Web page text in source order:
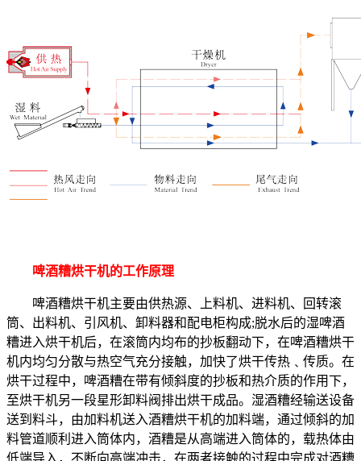
啤酒糟烘干机的工作原理
啤酒糟烘干机主要由供热源、上料机、进料机、回转滚
筒、出料机、引风机、卸料器和配电柜构成;脱水后的湿啤酒
糟进入烘干机后，在滚筒内均布的抄板翻动下，在啤酒糟烘干
机内均匀分散与热空气充分接触，加快了烘干传热﹑传质。在
烘干过程中，啤酒糟在带有倾斜度的抄板和热介质的作用下，
至烘干机另一段星形卸料阀排出烘干成品。湿酒糟经输送设备
送到料斗，由加料机送入酒糟烘干机的加料端，通过倾斜的加
料管道顺利进入筒体内，酒糟是从高端进入筒体的，载热体由
低端导入，不断向高端冲击，在两者接触的过程中完成对酒糟